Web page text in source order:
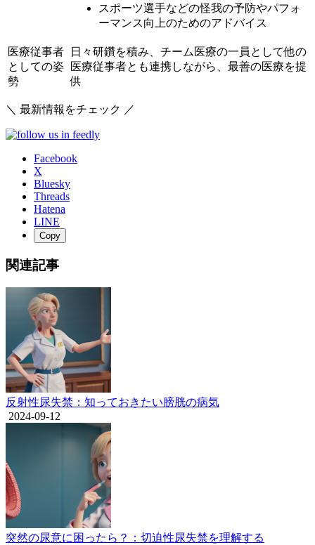
スポーツ選手などの怪我の予防やパフォ
ーマンス向上のためのアドバイス
医療従事者
としての姿
勢
日々研鑽を積み、チーム医療の一員として他の
医療従事者とも連携しながら、最善の医療を提
供
＼ 最新情報をチェック ／
Facebook
X
Bluesky
Threads
Hatena
LINE
Copy
関連記事
反射性尿失禁：知っておきたい膀胱の病気
2024-09-12
突然の尿意に困ったら？：切迫性尿失禁を理解する